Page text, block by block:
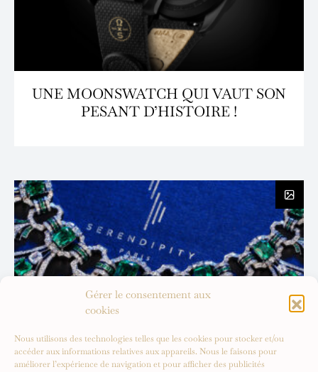
Gérer le consentement aux
cookies
Nous utilisons des technologies telles que les cookies pour stocker et/ou
accéder aux informations relatives aux appareils. Nous le faisons pour
améliorer l’expérience de navigation et pour afficher des publicités
UNE MOONSWATCH QUI VAUT SON
PESANT D’HISTOIRE !